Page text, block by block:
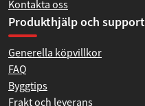
Kontakta oss
Produkthjälp och support
Generella köpvillkor
FAQ
Byggtips
Frakt och leverans